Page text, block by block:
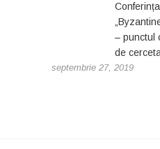
– punctul
de
septembrie 27, 2019